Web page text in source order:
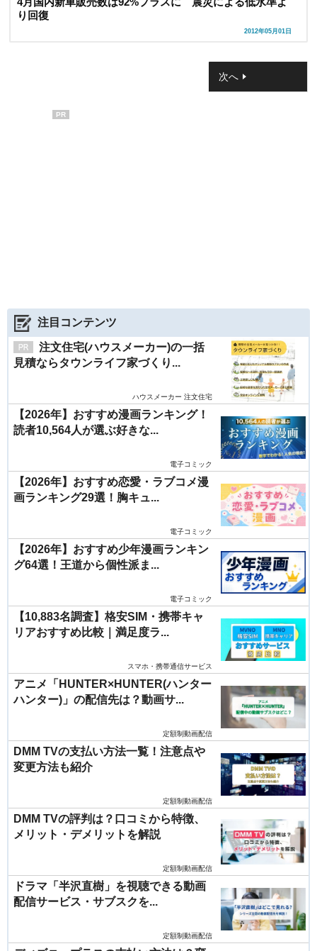
り回復
2012年05月01日
次へ
PR
注目コンテンツ
注文住宅(ハウスメーカー)の一括
見積ならタウンライフ家づくり...
ハウスメーカー 注文住宅
【2026年】おすすめ漫画ランキング！
読者10,564人が選ぶ好きな...
電子コミック
【2026年】おすすめ恋愛・ラブコメ漫
画ランキング29選！胸キュ...
電子コミック
【2026年】おすすめ少年漫画ランキン
グ64選！王道から個性派ま...
電子コミック
【10,883名調査】格安SIM・携帯キャ
リアおすすめ比較｜満足度ラ...
スマホ・携帯通信サービス
アニメ「HUNTER×HUNTER(ハンター
ハンター)」の配信先は？動画サ...
定額制動画配信
DMM TVの支払い方法一覧！注意点や
変更方法も紹介
定額制動画配信
DMM TVの評判は？口コミから特徴、
メリット・デメリットを解説
定額制動画配信
ドラマ「半沢直樹」を視聴できる動画
配信サービス・サブスクを...
定額制動画配信